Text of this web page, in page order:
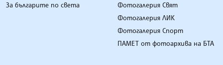
За българите по света
Фотогалерия Свят
Фотогалерия ЛИК
Фотогалерия Спорт
ПАМЕТ от фотоархива на БТА